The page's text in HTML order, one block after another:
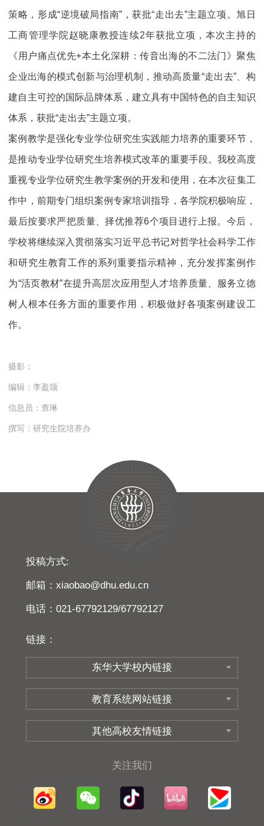
策略，形成“逆境破局指南”，获批“走出去”主题立项。 旭日
工商管理学院赵晓康教授连续2年获批立项，本次主持的
《用户痛点优先+本土化深耕：传音出海的不二法门》聚焦
企业出海的模式创新与治理机制，推动高质量“走出去”、构
建自主可控的国际品牌体系，建立具有中国特色的自主知识
体系，获批“走出去”主题立项。
案例教学是强化专业学位研究生实践能力培养的重要环节，
是推动专业学位研究生培养模式改革的重要手段。我校高度
重视专业学位研究生教学案例的开发和使用，在本次征集工
作中，前期专门组织案例专家培训指导，各学院积极响应，
最后按要求严把质量、择优推荐6个项目进行上报。 今后，
学校将继续深入贯彻落实习近平总书记对哲学社会科学工作
和研究生教育工作的系列重要指示精神，充分发挥案例作
为“活页教材”在提升高层次应用型人才培养质量、服务立德
树人根本任务方面的重要作用，积极做好各项案例建设工
作。
摄影：
编辑：李盈颉
信息员：查琳
撰写：研究生院培养办
投稿方式:
邮箱：xiaobao@dhu.edu.cn
电话：021-67792129/67792127
链接：
关注我们